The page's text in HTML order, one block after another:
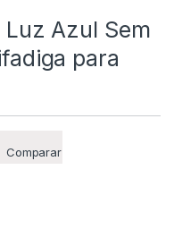
Azul Sem
para
Comparar